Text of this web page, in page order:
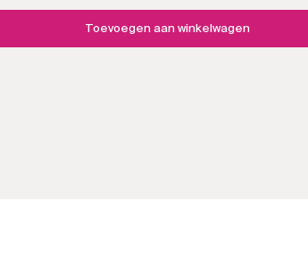
polijst
Toevoegen aan winkelwagen